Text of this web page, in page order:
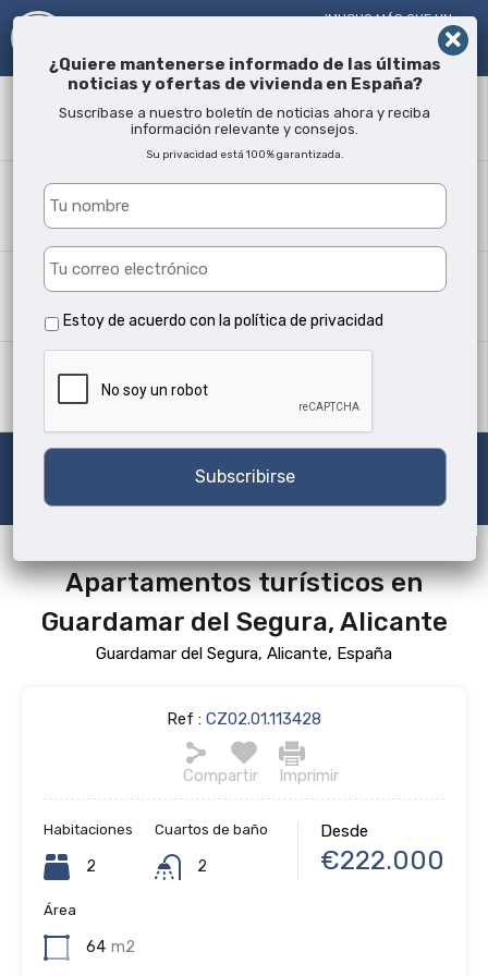
!MUCHO MÁS QUE UN
AGENTE INMOBILIARIO¡
¿Dónde?
Todas las ubicaciones
Tipo propiedad
Todos los tipos
Cualquiera
Buscar
Apartamentos turísticos en
Guardamar del Segura, Alicante
Guardamar del Segura, Alicante, España
Ref : CZ02.01.113428
Compartir Imprimir
Desde
€222.000
Habitaciones
2
Cuartos de baño
2
Área
64 m2
¿Quiere mantenerse informado de las últimas
noticias y ofertas de vivienda en España?
Suscríbase a nuestro boletín de noticias ahora y reciba
información relevante y consejos.
Su privacidad está 100% garantizada.
Estoy de acuerdo con lapolítica de privacidad